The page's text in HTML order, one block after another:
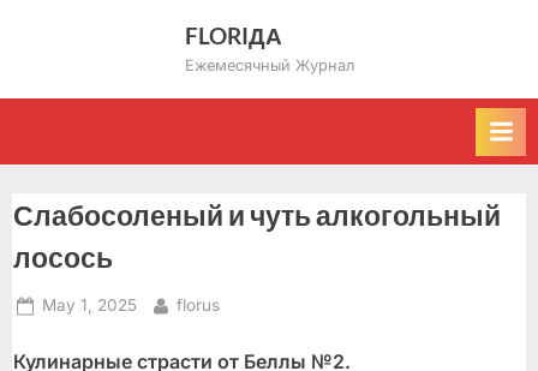
FLORIДА
Ежемесячный Журнал
Слабосоленый и чуть алкогольный
лосось
Posted
May 1, 2025 By
florus
Кулинарные страсти от Беллы №2.